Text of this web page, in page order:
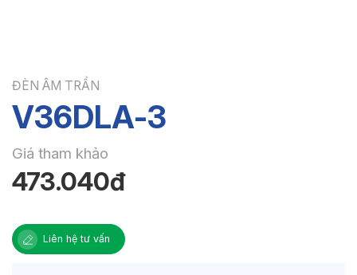
ĐÈN ÂM TRẦN
V36DLA-3
Giá tham khảo
473.040đ
Liên hệ tư vấn